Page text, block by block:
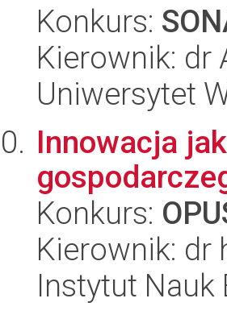
Konkurs:
Kierownik: dr
Uniwersytet
Innowacja
Konkurs:
Kierownik: dr
Instytut Nauk